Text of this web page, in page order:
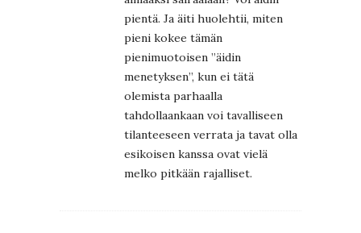
pientä. Ja äiti huolehtii, miten
pieni kokee tämän
pienimuotoisen ”äidin
menetyksen”, kun ei tätä
olemista parhaalla
tahdollaankaan voi tavalliseen
tilanteeseen verrata ja tavat olla
esikoisen kanssa ovat vielä
melko pitkään rajalliset.